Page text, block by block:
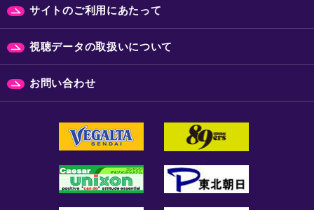
サイトのご利用にあたって
視聴データの取扱いについて
お問い合わせ